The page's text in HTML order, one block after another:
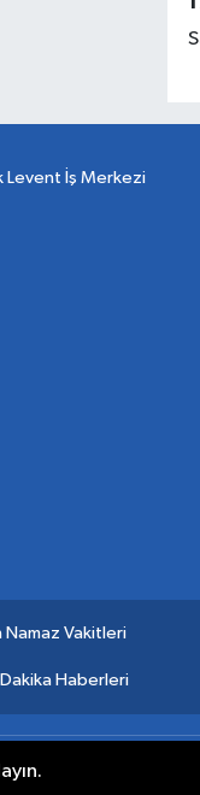
Levent İş Merkezi
Namaz Vakitleri
Haberleri